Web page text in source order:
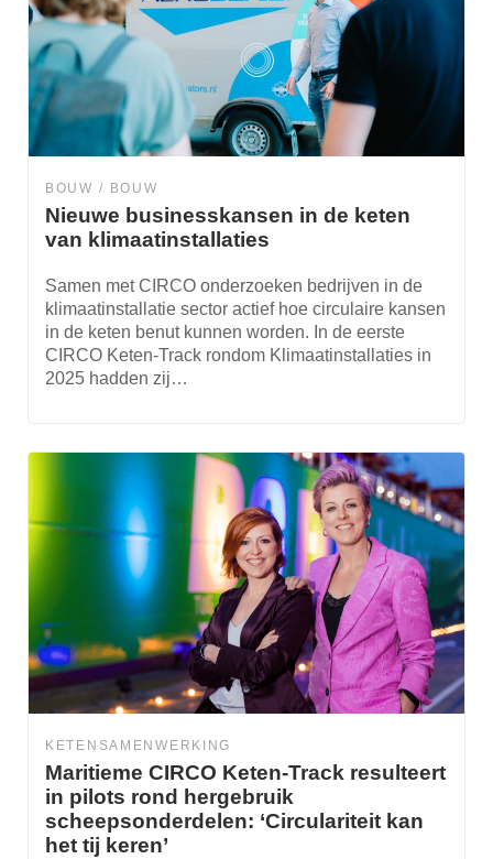
BOUW BOUW
Nieuwe businesskansen in de keten
van klimaatinstallaties
Samen met CIRCO onderzoeken bedrijven in de
klimaatinstallatie sector actief hoe circulaire kansen
in de keten benut kunnen worden. In de eerste
CIRCO Keten-Track rondom Klimaatinstallaties in
2025 hadden zij…
KETENSAMENWERKING
Maritieme CIRCO Keten-Track resulteert
in pilots rond hergebruik
scheepsonderdelen: ‘Circulariteit kan
het tij keren’